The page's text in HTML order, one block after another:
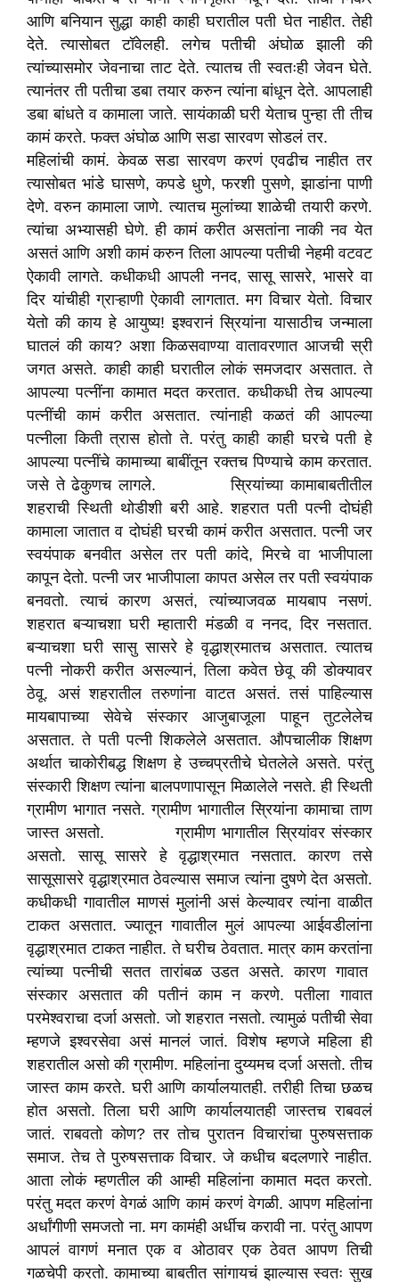
आणि बनियान सुद्धा काही काही घरातील पती घेत नाहीत. तेही
देते. त्यासोबत टॉवेलही. लगेच पतीची अंघोळ झाली की
त्यांच्यासमोर जेवनाचा ताट देते. त्यातच ती स्वतःही जेवन घेते.
त्यानंतर ती पतीचा डबा तयार करुन त्यांना बांधून देते. आपलाही
डबा बांधते व कामाला जाते. सायंकाळी घरी येताच पुन्हा ती तीच
कामं करते. फक्त अंघोळ आणि सडा सारवण सोडलं तर.
महिलांची कामं. केवळ सडा सारवण करणं एवढीच नाहीत तर
त्यासोबत भांडे घासणे, कपडे धुणे, फरशी पुसणे, झाडांना पाणी
देणे. वरुन कामाला जाणे. त्यातच मुलांच्या शाळेची तयारी करणे.
त्यांचा अभ्यासही घेणे. ही कामं करीत असतांना नाकी नव येत
असतं आणि अशी कामं करुन तिला आपल्या पतीची नेहमी वटवट
ऐकावी लागते. कधीकधी आपली ननद, सासू सासरे, भासरे वा
दिर यांचीही ग्राऱ्हाणी ऐकावी लागतात. मग विचार येतो. विचार
येतो की काय हे आयुष्य! इश्वरानं स्रियांना यासाठीच जन्माला
घातलं की काय? अशा किळसवाण्या वातावरणात आजची स्री
जगत असते. काही काही घरातील लोकं समजदार असतात. ते
आपल्या पत्नींना कामात मदत करतात. कधीकधी तेच आपल्या
पत्नींची कामं करीत असतात. त्यांनाही कळतं की आपल्या
पत्नीला किती त्रास होतो ते. परंतु काही काही घरचे पती हे
आपल्या पत्नींचे कामाच्या बाबींतून रक्तच पिण्याचे काम करतात.
जसे ते ढेकुणच लागले. स्रियांच्या कामाबाबतीतील
शहराची स्थिती थोडीशी बरी आहे. शहरात पती पत्नी दोघंही
कामाला जातात व दोघंही घरची कामं करीत असतात. पत्नी जर
स्वयंपाक बनवीत असेल तर पती कांदे, मिरचे वा भाजीपाला
कापून देतो. पत्नी जर भाजीपाला कापत असेल तर पती स्वयंपाक
बनवतो. त्याचं कारण असतं, त्यांच्याजवळ मायबाप नसणं.
शहरात बऱ्याचशा घरी म्हातारी मंडळी व ननद, दिर नसतात.
बऱ्याचशा घरी सासु सासरे हे वृद्धाश्रमातच असतात. त्यातच
पत्नी नोकरी करीत असल्यानं, तिला कवेत छेवू की डोक्यावर
ठेवू. असं शहरातील तरुणांना वाटत असतं. तसं पाहिल्यास
मायबापाच्या सेवेचे संस्कार आजुबाजूला पाहून तुटलेलेच
असतात. ते पती पत्नी शिकलेले असतात. औपचालीक शिक्षण
अर्थात चाकोरीबद्ध शिक्षण हे उच्चप्रतीचे घेतलेले असते. परंतु
संस्कारी शिक्षण त्यांना बालपणापासून मिळालेले नसते. ही स्थिती
ग्रामीण भागात नसते. ग्रामीण भागातील स्रियांना कामाचा ताण
जास्त असतो. ग्रामीण भागातील स्रियांवर संस्कार
असतो. सासू सासरे हे वृद्धाश्रमात नसतात. कारण तसे
सासूसासरे वृद्धाश्रमात ठेवल्यास समाज त्यांना दुषणे देत असतो.
कधीकधी गावातील माणसं मुलांनी असं केल्यावर त्यांना वाळीत
टाकत असतात. ज्यातून गावातील मुलं आपल्या आईवडीलांना
वृद्धाश्रमात टाकत नाहीत. ते घरीच ठेवतात. मात्र काम करतांना
त्यांच्या पत्नीची सतत तारांबळ उडत असते. कारण गावात
संस्कार असतात की पतीनं काम न करणे. पतीला गावात
परमेश्वराचा दर्जा असतो. जो शहरात नसतो. त्यामुळं पतीची सेवा
म्हणजे इश्वरसेवा असं मानलं जातं. विशेष म्हणजे महिला ही
शहरातील असो की ग्रामीण. महिलांना दुय्यमच दर्जा असतो. तीच
जास्त काम करते. घरी आणि कार्यालयातही. तरीही तिचा छळच
होत असतो. तिला घरी आणि कार्यालयातही जास्तच राबवलं
जातं. राबवतो कोण? तर तोच पुरातन विचारांचा पुरुषसत्ताक
समाज. तेच ते पुरुषसत्ताक विचार. जे कधीच बदलणारे नाहीत.
आता लोकं म्हणतील की आम्ही महिलांना कामात मदत करतो.
परंतु मदत करणं वेगळं आणि कामं करणं वेगळी. आपण महिलांना
अर्धांगीणी समजतो ना. मग कामंही अर्धीच करावी ना. परंतु आपण
आपलं वागणं मनात एक व ओठावर एक ठेवत आपण तिची
गळचेपी करतो. कामाच्या बाबतीत सांगायचं झाल्यास स्वतः सुख